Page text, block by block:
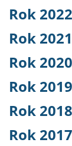
Rok 2022
Rok 2021
Rok 2020
Rok 2019
Rok 2018
Rok 2017